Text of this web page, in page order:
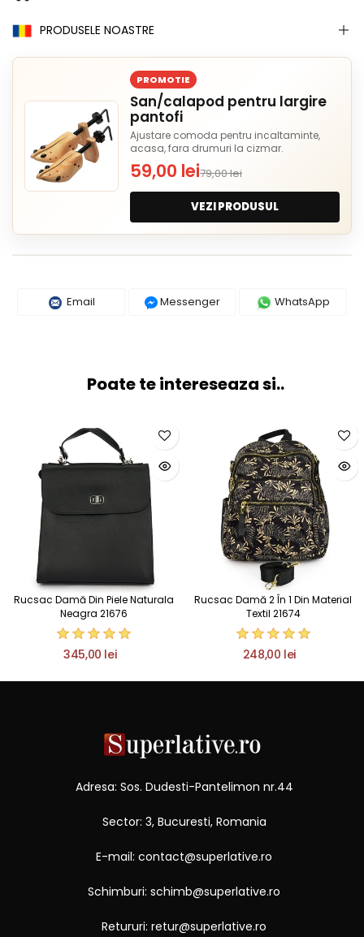
PRODUSELE NOASTRE
PROMOTIE
San/calapod pentru largire
pantofi
Ajustare comoda pentru incaltaminte,
acasa, fara drumuri la cizmar.
59,00 lei79,00 lei
VEZI PRODUSUL
Email Messenger WhatsApp
Poate te intereseaza si..
Rucsac Damă Din Piele Naturala
Neagra 21676
345,00 lei
Rucsac Damă 2 În 1 Din Material
Textil 21674
248,00 lei
Adresa: Sos. Dudesti-Pantelimon nr.44
Sector: 3, Bucuresti, Romania
E-mail: contact@superlative.ro
Schimburi: schimb@superlative.ro
Retururi: retur@superlative.ro